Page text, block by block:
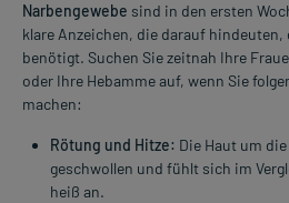
Narbengewebe sind in den ersten
klare Anzeichen, die darauf hindeuten,
benötigt. Suchen Sie zeitnah Ihre
oder Ihre Hebamme auf, wenn Sie
machen:
Rötung und Hitze: Die Haut um
geschwollen und fühlt sich im
heiß an.